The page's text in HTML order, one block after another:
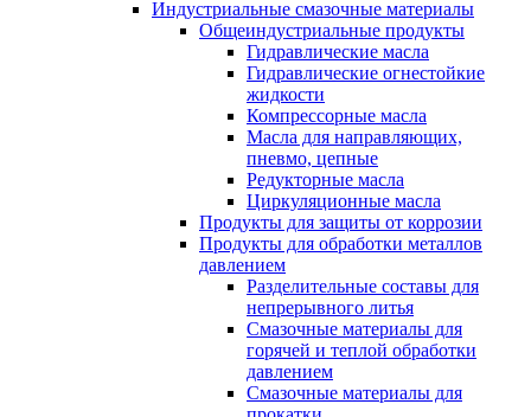
Индустриальные смазочные материалы
Общеиндустриальные продукты
Гидравлические масла
Гидравлические огнестойкие
жидкости
Компрессорные масла
Масла для направляющих,
пневмо, цепные
Редукторные масла
Циркуляционные масла
Продукты для защиты от коррозии
Продукты для обработки металлов
давлением
Разделительные составы для
непрерывного литья
Смазочные материалы для
горячей и теплой обработки
давлением
Смазочные материалы для